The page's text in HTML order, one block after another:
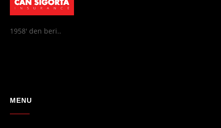
1958' den beri..
MENU